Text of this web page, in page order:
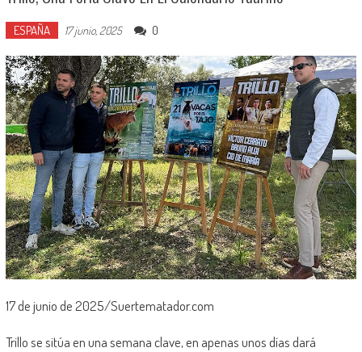
ESPAÑA 17 junio, 2025 0
17 de junio de 2025/Suertematador.com
Trillo se sitúa en una semana clave, en apenas unos días dará